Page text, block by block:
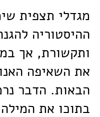
מגדלי תצפית
ההיסטוריה
ותקשורת, אך
את השאיפה
הבאות. הדבר
בתוכו את